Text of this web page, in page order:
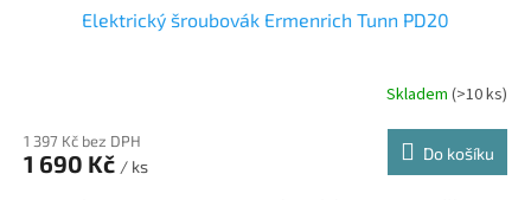
Elektrický šroubovák Ermenrich Tunn PD20
Skladem (>10 ks)
1 397 Kč bez DPH
1 690 Kč / ks
Do košíku